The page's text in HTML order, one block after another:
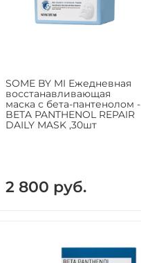
SOME BY MI Ежедневная
восстанавливающая
маска с бета-пантенолом -
BETA PANTHENOL REPAIR
DAILY MASK ,30шт
2 800 руб.